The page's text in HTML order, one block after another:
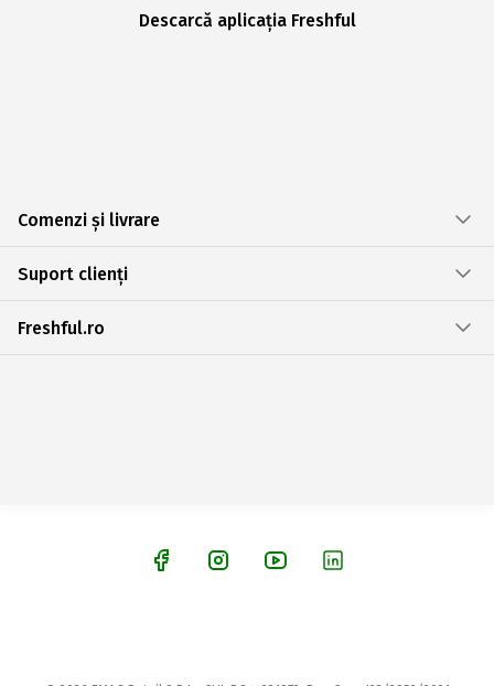
Descarcă aplicația Freshful
Comenzi și livrare
Suport clienți
Freshful.ro